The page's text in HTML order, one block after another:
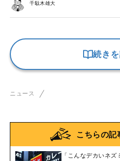
千駄木雄大
続き
ニュース
こちらの記
「こんなデカいネ